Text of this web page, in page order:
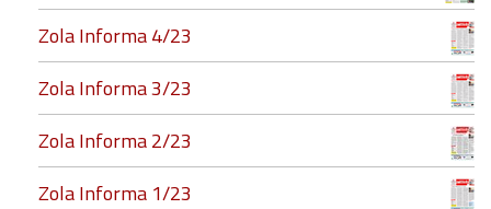
Zola Informa 4/23
Zola Informa 3/23
Zola Informa 2/23
Zola Informa 1/23